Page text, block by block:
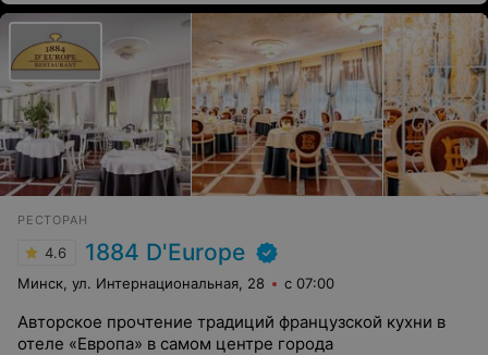
РЕСТОРАН
4.6 1884 D'Europe
Минск, ул. Интернациональная, 28 с 07:00
Авторское прочтение традиций французской кухни в
отеле «Европа» в самом центре города